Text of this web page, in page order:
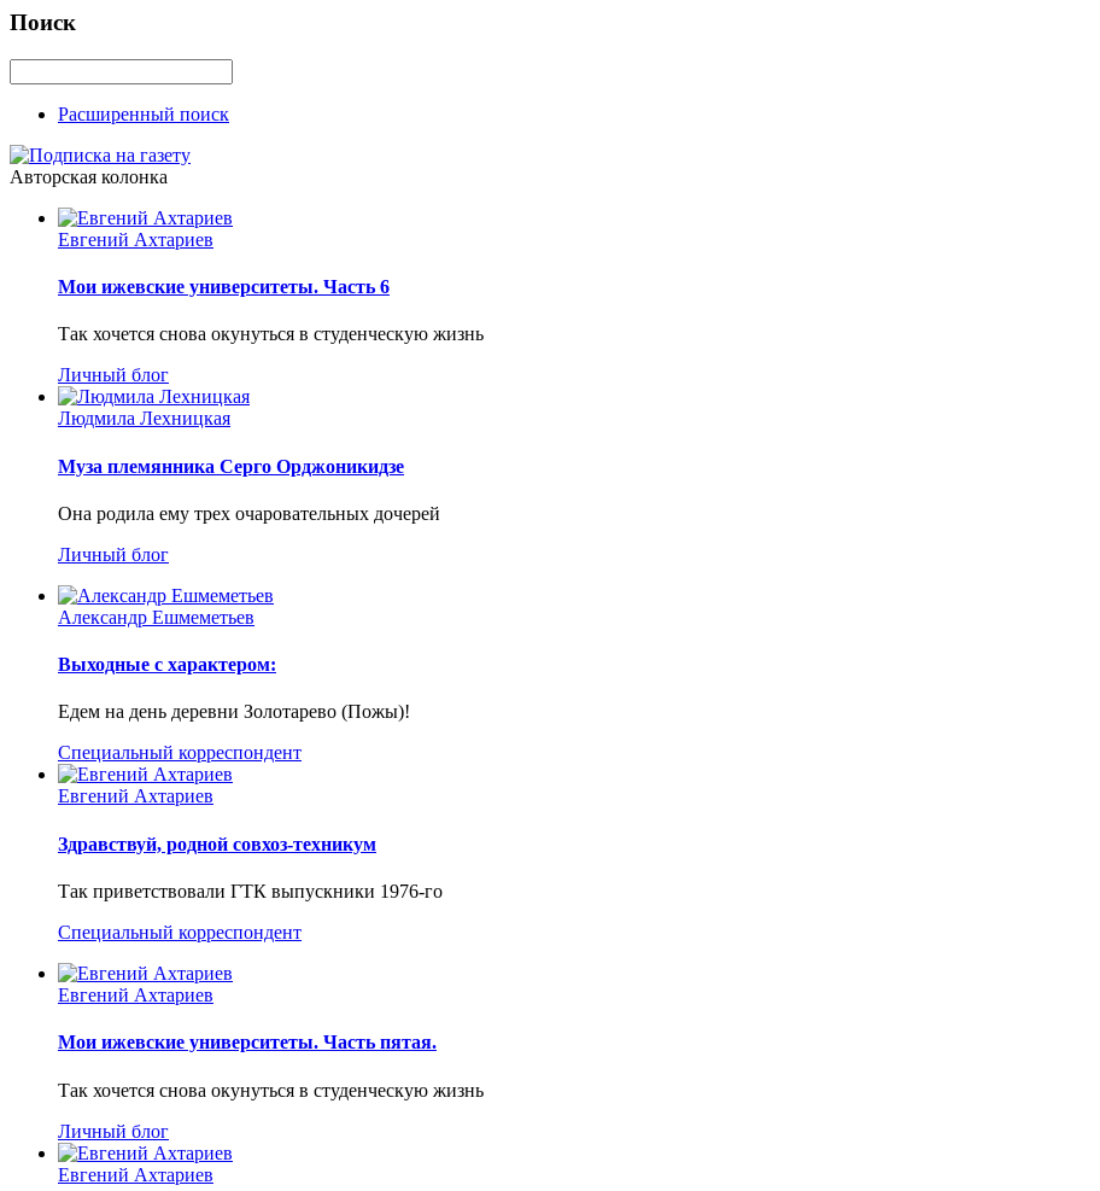
Поиск
Расширенный поиск
Авторская колонка
Евгений Ахтариев
Мои ижевские университеты. Часть 6
Так хочется снова окунуться в студенческую жизнь
Личный блог
Людмила Лехницкая
Муза племянника Серго Орджоникидзе
Она родила ему трех очаровательных дочерей
Личный блог
Александр Ешмеметьев
Выходные с характером:
Едем на день деревни Золотарево (Пожы)!
Специальный корреспондент
Евгений Ахтариев
Здравствуй, родной совхоз-техникум
Так приветствовали ГТК выпускники 1976-го
Специальный корреспондент
Евгений Ахтариев
Мои ижевские университеты. Часть пятая.
Так хочется снова окунуться в студенческую жизнь
Личный блог
Евгений Ахтариев